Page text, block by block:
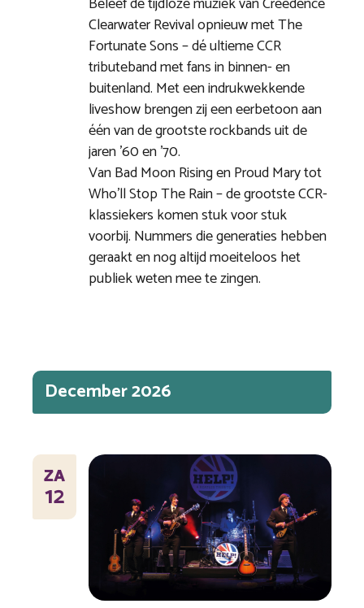
Clearwater Revival opnieuw met The
Fortunate Sons – dé ultieme CCR
tributeband met fans in binnen- en
buitenland. Met een indrukwekkende
liveshow brengen zij een eerbetoon aan
één van de grootste rockbands uit de
jaren ’60 en ’70.
Van Bad Moon Rising en Proud Mary tot
Who’ll Stop The Rain – de grootste CCR-
klassiekers komen stuk voor stuk
voorbij. Nummers die generaties hebben
geraakt en nog altijd moeiteloos het
publiek weten mee te zingen.
December 2026
ZA
12